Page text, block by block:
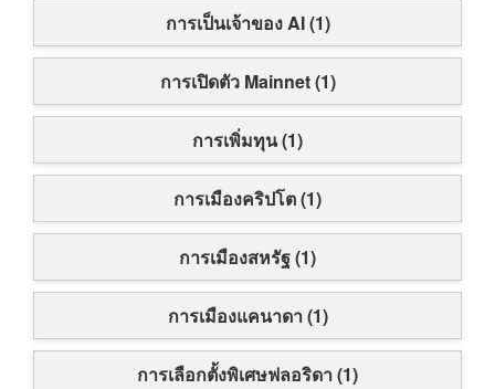
การเป็นเจ้าของ AI (1)
การเปิดตัว Mainnet (1)
การเพิ่มทุน (1)
การเมืองคริปโต (1)
การเมืองสหรัฐ (1)
การเมืองแคนาดา (1)
การเลือกตั้งพิเศษฟลอริดา (1)